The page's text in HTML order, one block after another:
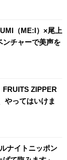
（ME:I）×尾上
ンチャーで美声を
FRUITS ZIPPER
やってはいけま
ナイトニッポン